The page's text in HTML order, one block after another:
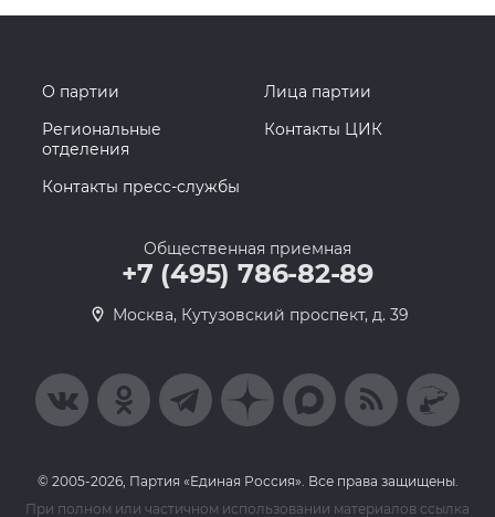
О партии
Лица партии
Региональные
отделения
Контакты ЦИК
Контакты пресс-службы
Общественная приемная
+7 (495) 786-82-89
Москва, Кутузовский проспект, д. 39
© 2005-2026, Партия «Единая Россия». Все права защищены.
При полном или частичном использовании материалов ссылка